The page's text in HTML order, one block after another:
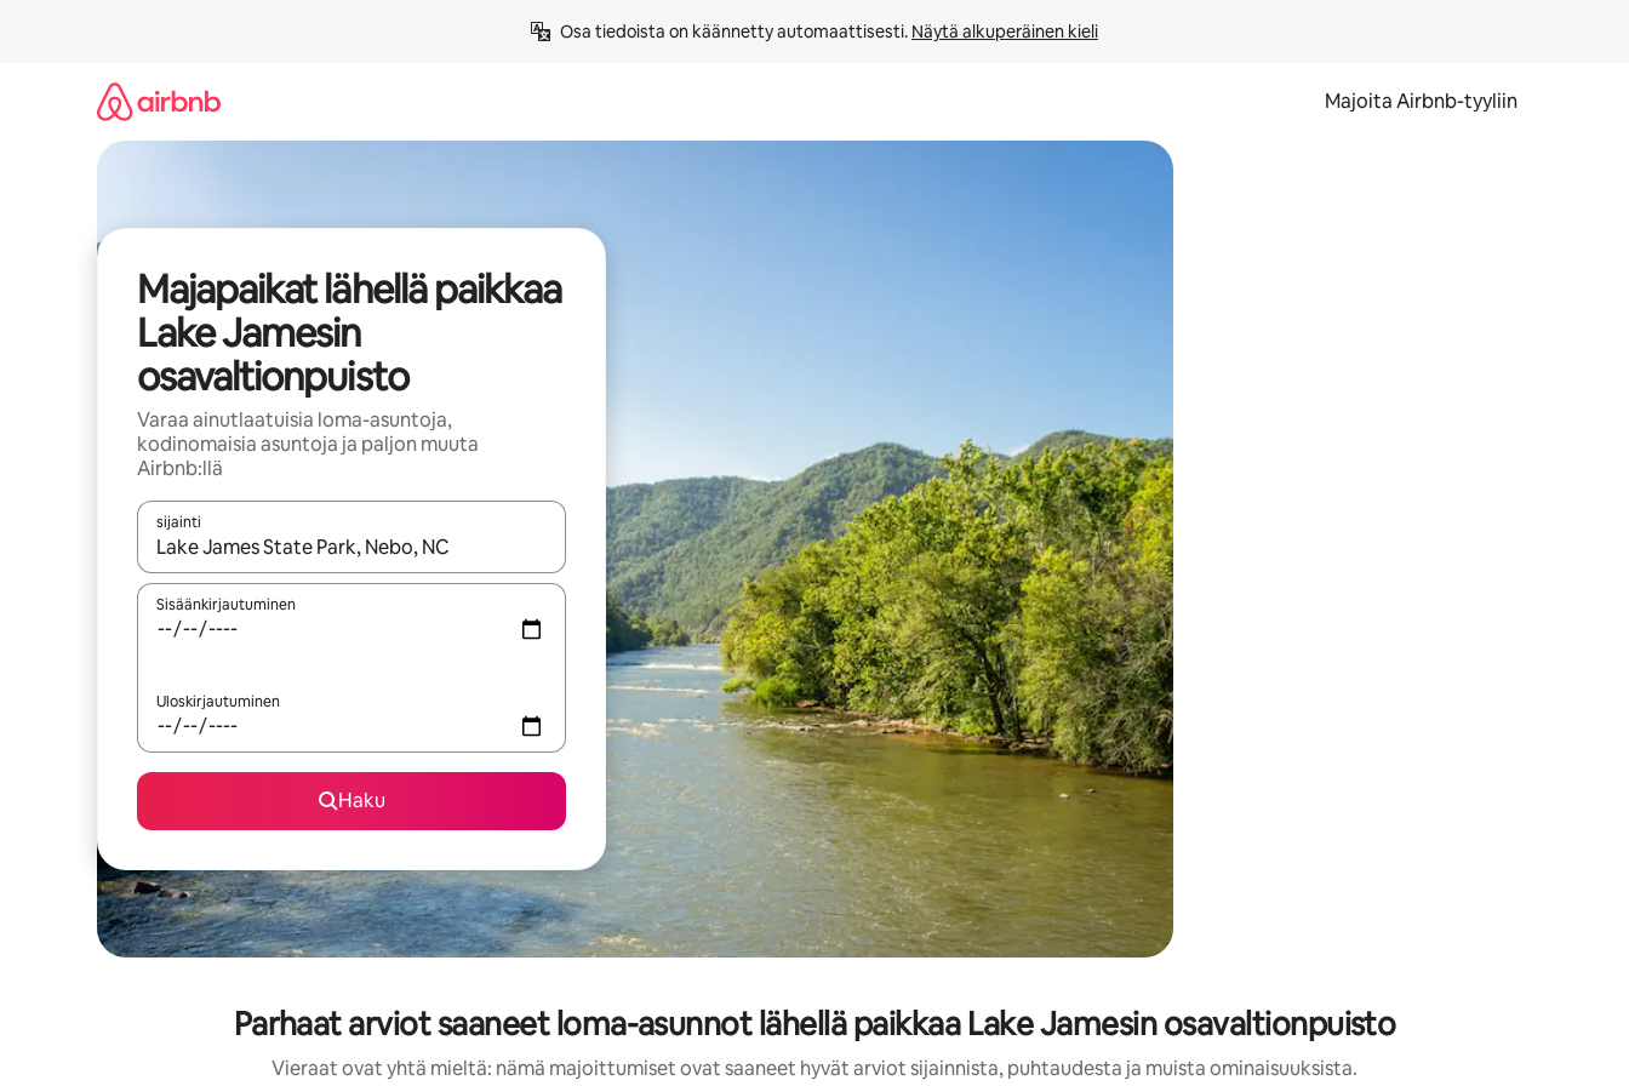
Osa tiedoista on käännetty automaattisesti. Näytä alkuperäinen kieli
Majoita Airbnb-tyyliin
Majapaikat lähellä paikkaa
Lake Jamesin
osavaltionpuisto
Varaa ainutlaatuisia loma-asuntoja,
kodinomaisia asuntoja ja paljon muuta
Airbnb:llä
sijainti
Kun tulokset ovat saatavilla, navigoi ylös- ja alas-nuolinäppäimillä tai tutustu koskettamalla tai pyyhkäisemällä.
Sisäänkirjautuminen
Uloskirjautuminen
Haku
Parhaat arviot saaneet loma-asunnot lähellä paikkaa Lake Jamesin osavaltionpuisto
Vieraat ovat yhtä mieltä: nämä majoittumiset ovat saaneet hyvät arviot sijainnista, puhtaudesta ja muista ominaisuuksista.